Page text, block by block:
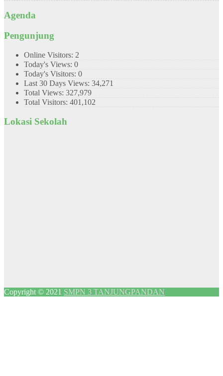
Agenda
Pengunjung
Online Visitors: 2
Today's Views: 0
Today's Visitors: 0
Last 30 Days Views: 34,271
Total Views: 327,979
Total Visitors: 401,102
Lokasi Sekolah
Copyright © 2021 SMPN 3 TANJUNGPANDAN